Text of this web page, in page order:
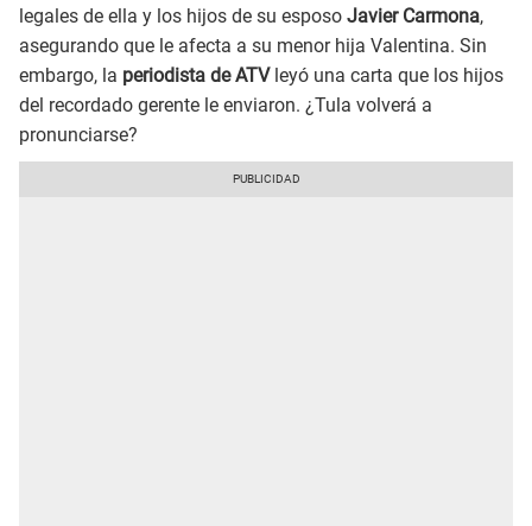
legales de ella y los hijos de su esposo Javier Carmona,
asegurando que le afecta a su menor hija Valentina. Sin
embargo, la periodista de ATV leyó una carta que los hijos
del recordado gerente le enviaron. ¿Tula volverá a
pronunciarse?